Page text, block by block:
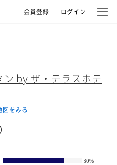
会員登録 ログイン
by ザ・テラスホテ
図をみる
80%